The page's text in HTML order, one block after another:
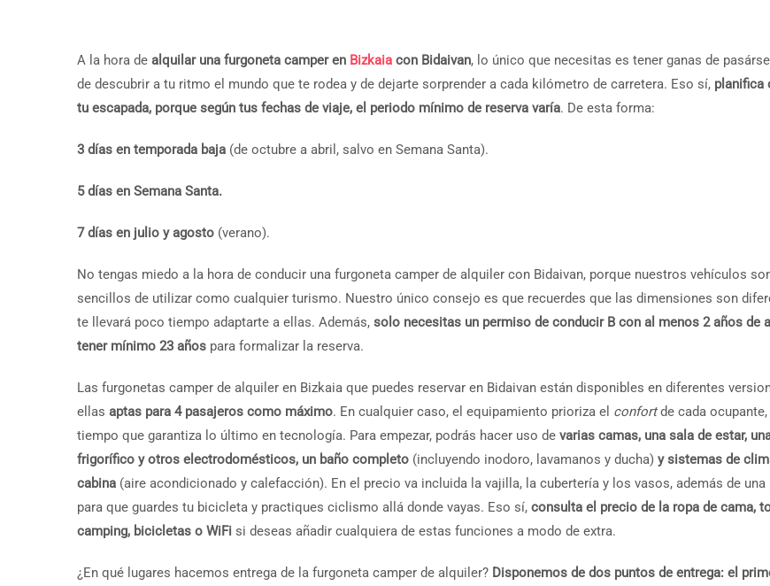
A la hora de alquilar una furgoneta camper en Bizkaia con Bidaivan, lo único que necesitas es tener ganas de
de descubrir a tu ritmo el mundo que te rodea y de dejarte sorprender a cada kilómetro de carretera. Eso sí, planifica
tu escapada, porque según tus fechas de viaje, el periodo mínimo de reserva varía. De esta forma:
3 días en temporada baja (de octubre a abril, salvo en Semana Santa).
5 días en Semana Santa.
7 días en julio y agosto (verano).
No tengas miedo a la hora de conducir una furgoneta camper de alquiler con Bidaivan, porque nuestros vehículos
sencillos de utilizar como cualquier turismo. Nuestro único consejo es que recuerdes que las dimensiones son
te llevará poco tiempo adaptarte a ellas. Además, solo necesitas un permiso de conducir B con al menos 2 años de
tener mínimo 23 años para formalizar la reserva.
Las furgonetas camper de alquiler en Bizkaia que puedes reservar en Bidaivan están disponibles en diferentes
ellas aptas para 4 pasajeros como máximo. En cualquier caso, el equipamiento prioriza el confortde cada
tiempo que garantiza lo último en tecnología. Para empezar, podrás hacer uso de varias camas, una sala de estar,
frigorífico y otros electrodomésticos, un baño completo (incluyendo inodoro, lavamanos y ducha) y sistemas de
cabina (aire acondicionado y calefacción). En el precio va incluida la vajilla, la cubertería y los vasos, además de
para que guardes tu bicicleta y practiques ciclismo allá donde vayas. Eso sí, consulta el precio de la ropa de cama,
camping, bicicletas o WiFi si deseas añadir cualquiera de estas funciones a modo de extra.
¿En qué lugares hacemos entrega de la furgoneta camper de alquiler? Disponemos de dos puntos de entrega: el